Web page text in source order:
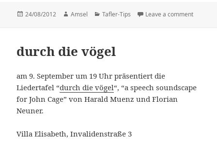
Posted
24/08/2012 Author
Amsel Categories
Tafler-Tips Leave a comment
durch die vögel
am 9. September um 19 Uhr präsentiert die
Liedertafel “durch die vögel“, “a speech soundscape
for John Cage” von Harald Muenz und Florian
Neuner.
Villa Elisabeth, Invalidenstraße 3